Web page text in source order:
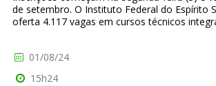
de setembro. O Instituto Federal do Espírito
oferta 4.117 vagas em cursos técnicos
01/08/24
15h24